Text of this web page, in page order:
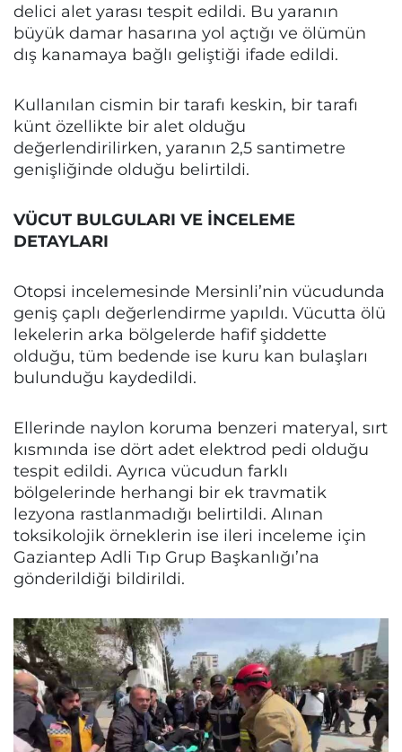
delici alet yarası tespit edildi. Bu yaranın
büyük damar hasarına yol açtığı ve ölümün
dış kanamaya bağlı geliştiği ifade edildi.
Kullanılan cismin bir tarafı keskin, bir tarafı
künt özellikte bir alet olduğu
değerlendirilirken, yaranın 2,5 santimetre
genişliğinde olduğu belirtildi.
VÜCUT BULGULARI VE İNCELEME
DETAYLARI
Otopsi incelemesinde Mersinli’nin vücudunda
geniş çaplı değerlendirme yapıldı. Vücutta ölü
lekelerin arka bölgelerde hafif şiddette
olduğu, tüm bedende ise kuru kan bulaşları
bulunduğu kaydedildi.
Ellerinde naylon koruma benzeri materyal, sırt
kısmında ise dört adet elektrod pedi olduğu
tespit edildi. Ayrıca vücudun farklı
bölgelerinde herhangi bir ek travmatik
lezyona rastlanmadığı belirtildi. Alınan
toksikolojik örneklerin ise ileri inceleme için
Gaziantep Adli Tıp Grup Başkanlığı’na
gönderildiği bildirildi.